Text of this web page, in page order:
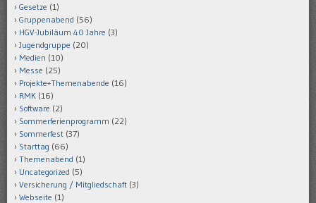
Gesetze (1)
Gruppenabend (56)
HGV-Jubiläum 40 Jahre (3)
Jugendgruppe (20)
Medien (10)
Messe (25)
Projekte+Themenabende (16)
RMK (16)
Software (2)
Sommerferienprogramm (22)
Sommerfest (37)
Starttag (66)
Themenabend (1)
Uncategorized (5)
Versicherung / Mitgliedschaft (3)
Webseite (1)